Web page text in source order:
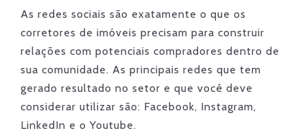
As redes sociais são exatamente o que os
corretores de imóveis precisam para construir
relações com potenciais compradores dentro de
sua comunidade. As principais redes que tem
gerado resultado no setor e que você deve
considerar utilizar são: Facebook, Instagram,
LinkedIn e o Youtube.